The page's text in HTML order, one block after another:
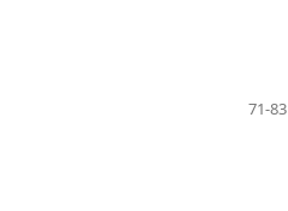
71-83